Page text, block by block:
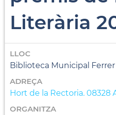
Literària
LLOC
Biblioteca Municipal Ferrer
ADREÇA
Hort de la Rectoria. 08328
ORGANITZA